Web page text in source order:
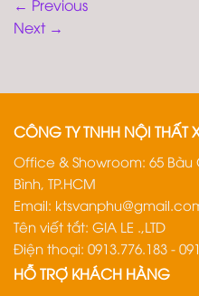
← Previous
Next →
CÔNG TY TNHH NỘI THẤT
Office & Showroom: 65 Bàu
Bình, TP.HCM
Email:
Tên viết tắt: GIA LE .,LTD
Điện thoại: 0913.776.183 -
HỖ TRỢ KHÁCH HÀNG